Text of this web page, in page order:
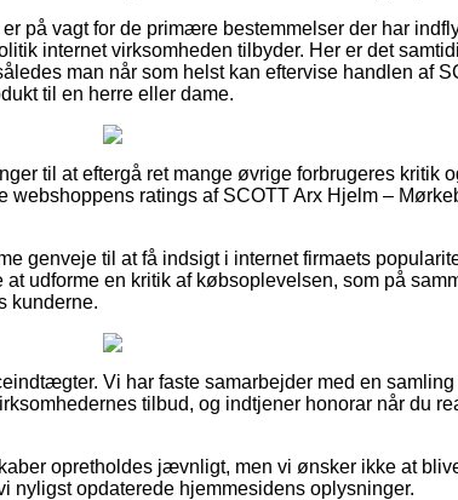
på vagt for de primære bestemmelser der har
internet virksomheden tilbyder. Her er det
man når som helst kan eftervise handlen af
til en herre eller dame.
til at eftergå ret mange øvrige forbrugeres kritik
webshoppens ratings af SCOTT Arx Hjelm –
genveje til at få indsigt i internet firmaets
udforme en kritik af købsoplevelsen, som på
kunderne.
Vi har faste samarbejder med en
tilbud, og indtjener honorar når du
opretholdes jævnligt, men vi ønsker ikke at
nyligst opdaterede hjemmesidens oplysninger.